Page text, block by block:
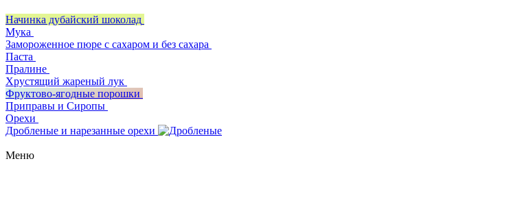
Начинка дубайский шоколад
Мука
Замороженное пюре с сахаром и без сахара
Паста
Пралине
Хрустящий жареный лук
Фруктово-ягодные порошки
Приправы и Сиропы
Орехи
Дробленые и нарезанные орехи
Меню